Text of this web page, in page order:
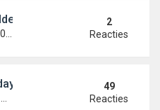
2
Reacties
49
Reacties